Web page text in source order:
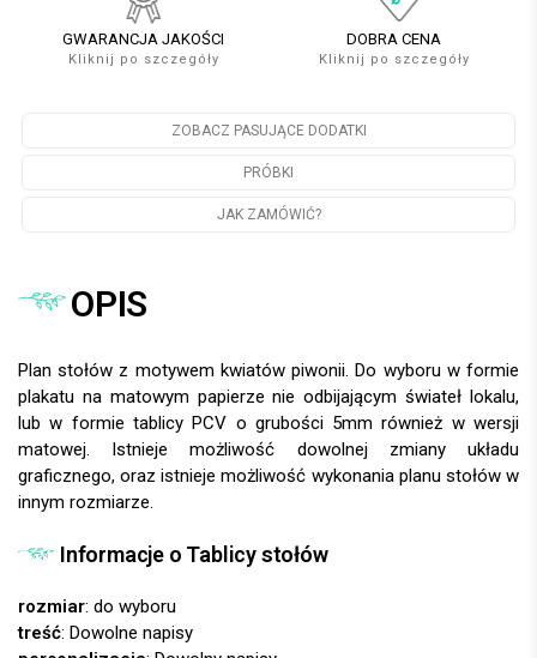
GWARANCJA JAKOŚCI
Kliknij po szczegóły
DOBRA CENA
Kliknij po szczegóły
ZOBACZ PASUJĄCE DODATKI
PRÓBKI
JAK ZAMÓWIĆ?
OPIS
Plan stołów z motywem kwiatów piwonii. Do wyboru w formie
plakatu na matowym papierze nie odbijającym świateł lokalu,
lub w formie tablicy PCV o grubości 5mm również w wersji
matowej. Istnieje możliwość dowolnej zmiany układu
graficznego, oraz istnieje możliwość wykonania planu stołów w
innym rozmiarze.
Informacje o Tablicy stołów
rozmiar: do wyboru
treść: Dowolne napisy